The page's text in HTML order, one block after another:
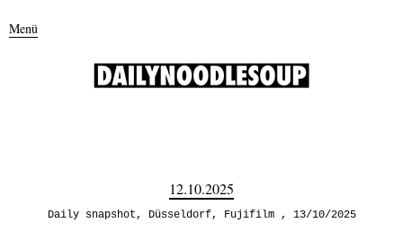
Menü
12.10.2025
Daily snapshot, Düsseldorf, Fujifilm 13/10/2025